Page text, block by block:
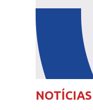
NOTÍCIAS